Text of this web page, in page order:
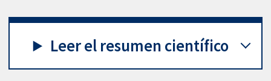
Leer el resumen científico